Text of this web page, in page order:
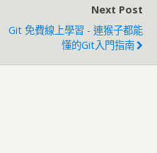
Next Post
Git 免費線上學習 - 連猴子都能
懂的Git入門指南